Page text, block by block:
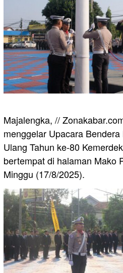
Majalengka, //
menggelar Upacara
Ulang Tahun ke-80
bertempat di halaman Mako
Minggu (17/8/2025).